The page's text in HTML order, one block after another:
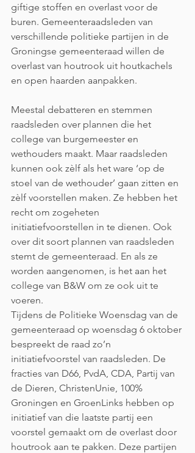
giftige stoffen en overlast voor de
buren. Gemeenteraadsleden van
verschillende politieke partijen in de
Groningse gemeenteraad willen de
overlast van houtrook uit houtkachels
en open haarden aanpakken.
Meestal debatteren en stemmen
raadsleden over plannen die het
college van burgemeester en
wethouders maakt. Maar raadsleden
kunnen ook zèlf als het ware ‘op de
stoel van de wethouder’ gaan zitten en
zèlf voorstellen maken. Ze hebben het
recht om zogeheten
initiatiefvoorstellen in te dienen. Ook
over dit soort plannen van raadsleden
stemt de gemeenteraad. En als ze
worden aangenomen, is het aan het
college van B&W om ze ook uit te
voeren.
Tijdens de Politieke Woensdag van de
gemeenteraad op woensdag 6 oktober
bespreekt de raad zo’n
initiatiefvoorstel van raadsleden. De
fracties van D66, PvdA, CDA, Partij van
de Dieren, ChristenUnie, 100%
Groningen en GroenLinks hebben op
initiatief van die laatste partij een
voorstel gemaakt om de overlast door
houtrook aan te pakken. Deze partijen